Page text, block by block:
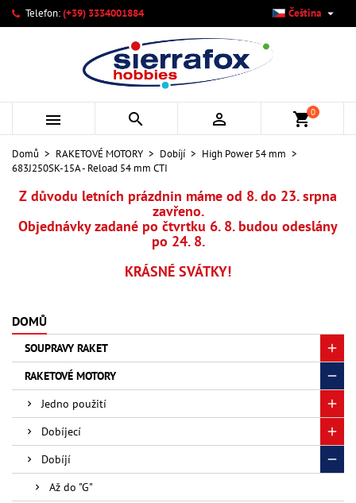
Telefon:(+39) 3334001884 Čeština 
   shopping_cart0
Domů RAKETOVÉ MOTORY Dobíjí
High Power 54 mm
683J250SK-15A - Reload 54 mm CTI
Z důvodu letních prázdnin máme od 8. do 23. srpna
zavřeno.
Objednávky zadané po čtvrtku 6. 8. budou odeslány
po 24. 8.
KRÁSNÉ SVÁTKY!
DOMŮ
SOUPRAVY RAKET
RAKETOVÉ MOTORY
Jedno použití
Dobíjecí
Dobíjí
Až do "G"
Můj seznam přání ×
Vytvořit nový seznam
Vytvořit seznam přání ×
Název seznamu přání
Zrušit Vytvořit seznam přání
Přihlásit se ×
Musíte být přihlášen, abyste si mohli výrobky uložit do
svého seznamu přání.
Zrušit Přihlásit se